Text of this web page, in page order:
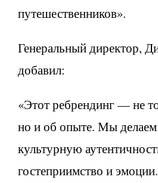
путешественников».
Генеральный директор,
добавил:
«Этот ребрендинг — не
но и об опыте. Мы делаем
культурную
гостеприимство и